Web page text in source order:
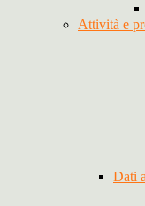
Attività e
Dati